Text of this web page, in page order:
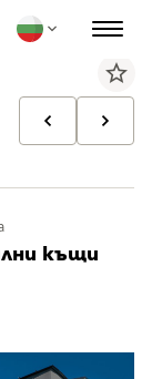
star_border
къщи